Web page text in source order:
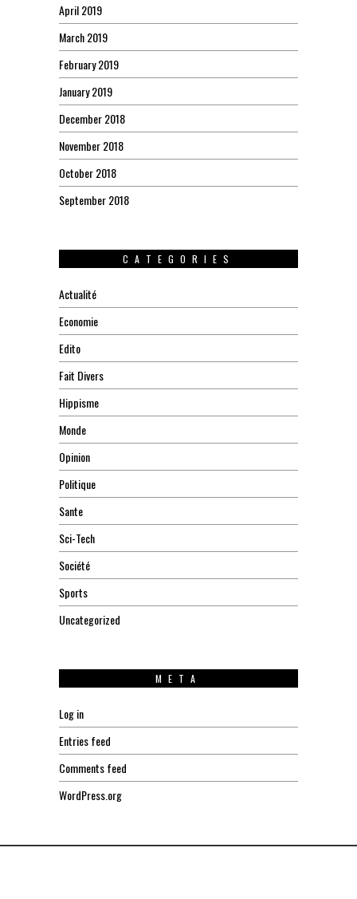
April 2019
March 2019
February 2019
January 2019
December 2018
November 2018
October 2018
September 2018
CATEGORIES
Actualité
Economie
Edito
Fait Divers
Hippisme
Monde
Opinion
Politique
Sante
Sci-Tech
Société
Sports
Uncategorized
META
Log in
Entries feed
Comments feed
WordPress.org